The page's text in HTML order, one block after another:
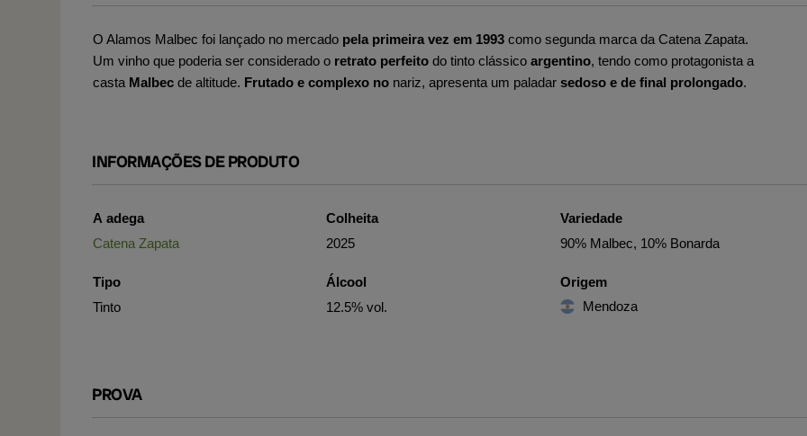
O Alamos Malbec foi lançado no mercado pela primeira vez em 1993 como segunda marca da Catena Zapata.
Um vinho que poderia ser considerado o retrato perfeito do tinto clássico argentino, tendo como protagonista a
casta Malbec de altitude. Frutado e complexo no nariz, apresenta um paladar sedoso e de final prolongado.
INFORMAÇÕES DE PRODUTO
A adega
Catena Zapata
Tipo
Tinto
Colheita
2025
Álcool
12.5% vol.
Variedade
90% Malbec, 10% Bonarda
Origem
Mendoza
PROVA